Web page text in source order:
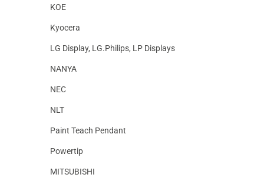
KOE
Kyocera
LG Display, LG.Philips, LP Displays
NANYA
NEC
NLT
Paint Teach Pendant
Powertip
MITSUBISHI